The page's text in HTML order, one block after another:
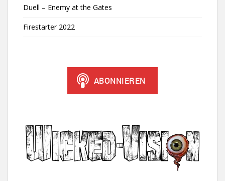
Duell – Enemy at the Gates
Firestarter 2022